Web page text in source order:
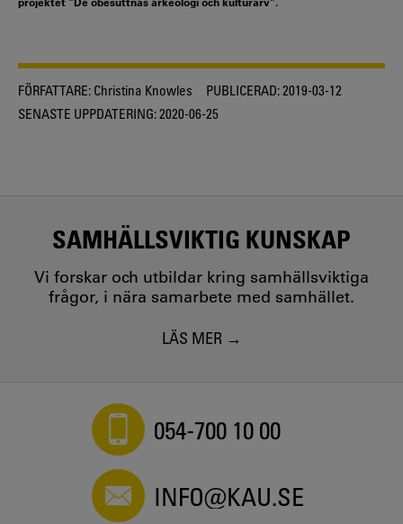
FÖRFATTARE: Christina Knowles PUBLICERAD:2019-03-12
SENASTE UPPDATERING:2020-06-25
SAMHÄLLSVIKTIG KUNSKAP
Vi forskar och utbildar kring samhällsviktiga
frågor, i nära samarbete med samhället.
LÄS MER
054-700 10 00
INFO@KAU.SE